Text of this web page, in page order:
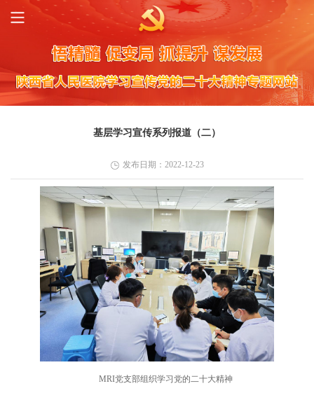
基层学习宣传系列报道（二）
发布日期：2022-12-23
MRI党支部组织学习党的二十大精神